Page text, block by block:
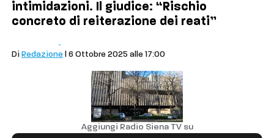
intimidazioni. Il giudice: “Rischio
concreto di reiterazione dei reati”
Di Redazione | 6 Ottobre 2025 alle 17:00
Aggiungi Radio Siena TV su